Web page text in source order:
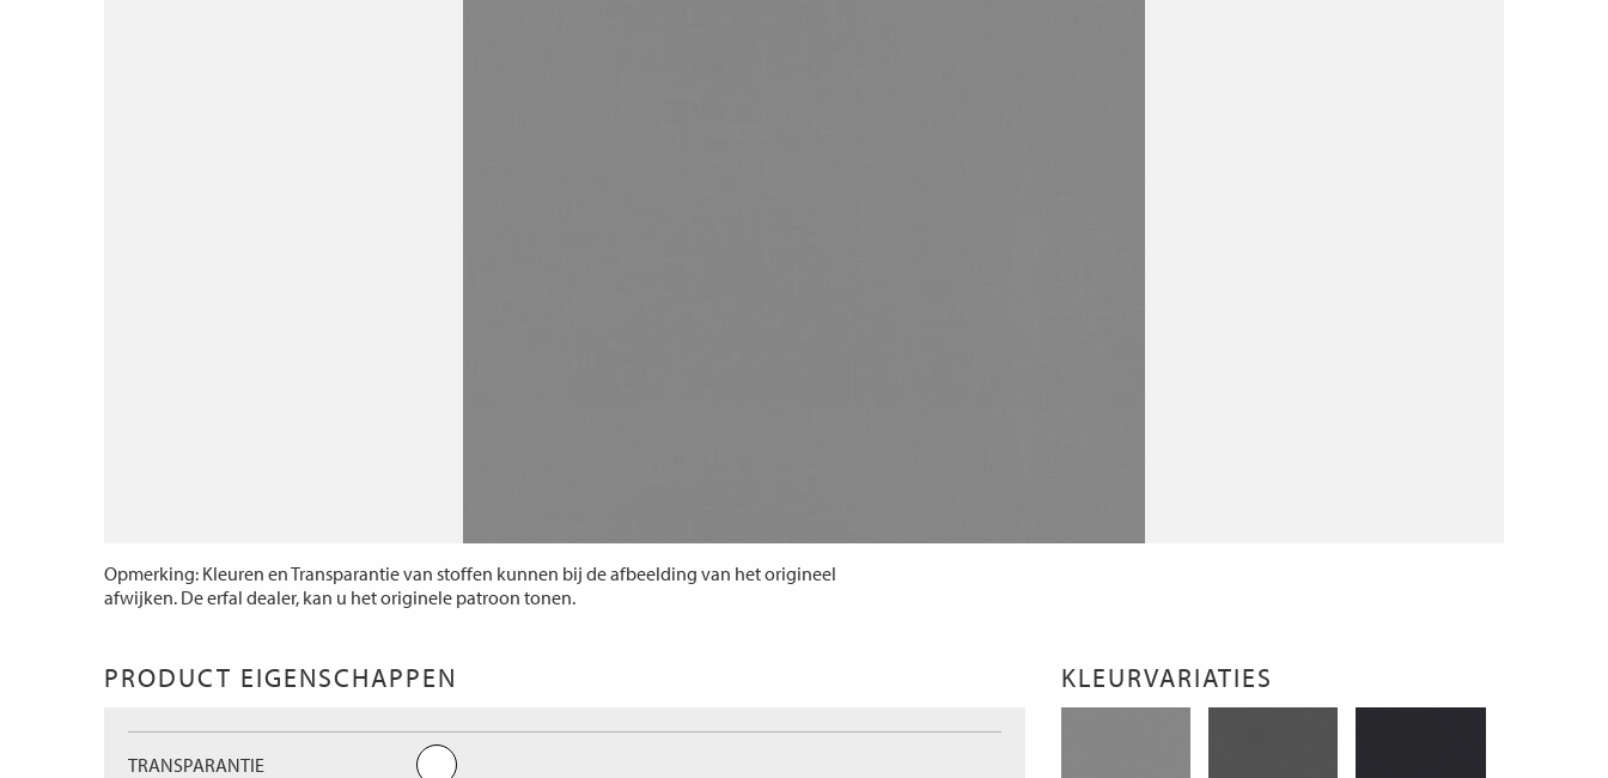
Opmerking: Kleuren en Transparantie van stoffen kunnen bij de afbeelding van het origineel
afwijken. De erfal dealer, kan u het originele patroon tonen.
PRODUCT EIGENSCHAPPEN
TRANSPARANTIE
KLEURVARIATIES